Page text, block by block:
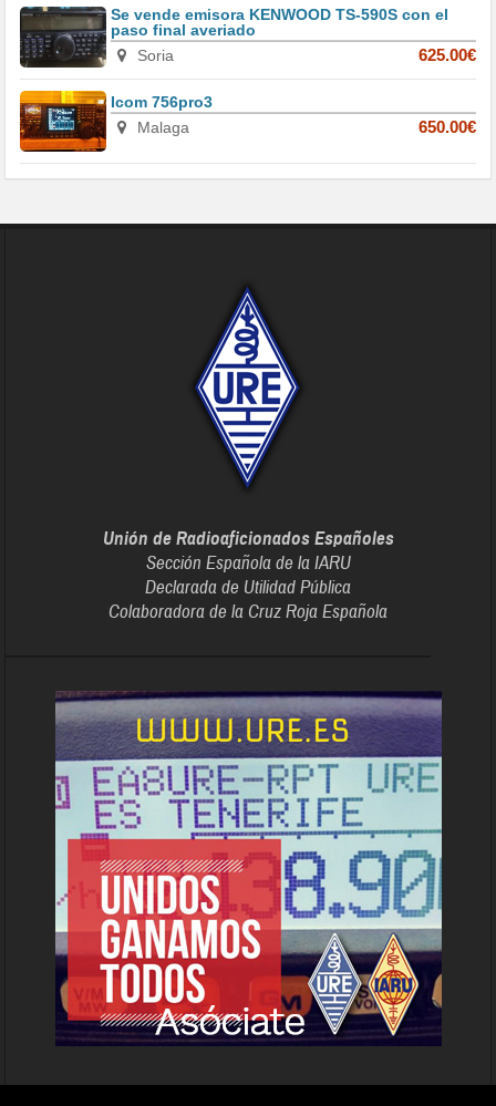
Se vende emisora KENWOOD TS-590S con el
paso final averiado
Soria
625.00€
Icom 756pro3
Malaga
650.00€
Unión de Radioaficionados Españoles
Sección Española de la IARU
Declarada de Utilidad Pública
Colaboradora de la Cruz Roja Española